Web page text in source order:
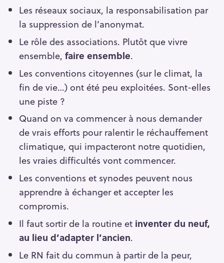
Les réseaux sociaux, la responsabilisation par
la suppression de l’anonymat.
Le rôle des associations. Plutôt que vivre
ensemble, faire ensemble.
Les conventions citoyennes (sur le climat, la
fin de vie…) ont été peu exploitées. Sont-elles
une piste ?
Quand on va commencer à nous demander
de vrais efforts pour ralentir le réchauffement
climatique, qui impacteront notre quotidien,
les vraies difficultés vont commencer.
Les conventions et synodes peuvent nous
apprendre à échanger et accepter les
compromis.
Il faut sortir de la routine et inventer du neuf,
au lieu d’adapter l’ancien.
Le RN fait du commun à partir de la peur,